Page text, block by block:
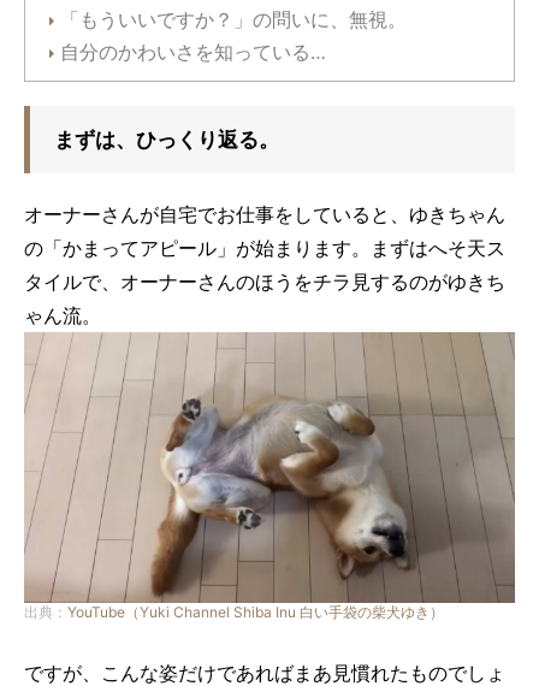
「もういいですか？」の問いに、無視。
自分のかわいさを知っている…
まずは、ひっくり返る。
オーナーさんが自宅でお仕事をしていると、ゆきちゃん
の「かまってアピール」が始まります。まずはへそ天ス
タイルで、オーナーさんのほうをチラ見するのがゆきち
ゃん流。
出典： YouTube（Yuki Channel Shiba Inu 白い手袋の柴犬ゆき）
ですが、こんな姿だけであればまあ見慣れたものでしょ